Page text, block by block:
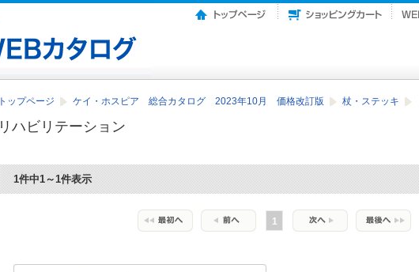
トップページ ケイ・ホスピア 総合カタログ 2023年10月 価格改訂版 杖・ステッキ
リハビリテーション
1件中1～1件表示
1